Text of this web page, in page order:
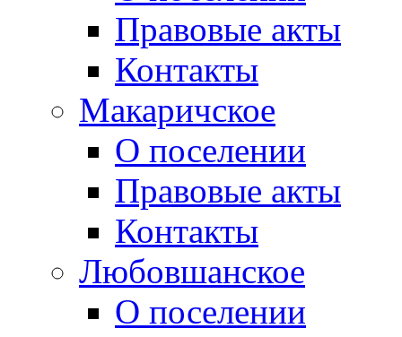
Правовые акты
Контакты
Макаричское
О поселении
Правовые акты
Контакты
Любовшанское
О поселении